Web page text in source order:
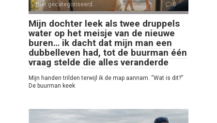
Niet gecategoriseerd 0
Mijn dochter leek als twee druppels
water op het meisje van de nieuwe
buren… ik dacht dat mijn man een
dubbelleven had, tot de buurman één
vraag stelde die alles veranderde
Mijn handen trilden terwijl ik de map aannam. “Wat is dit?”
De buurman keek